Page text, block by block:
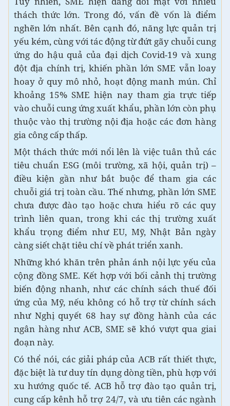
thách thức lớn. Trong đó, vấn đề vốn là điểm
nghẽn lớn nhất. Bên cạnh đó, năng lực quản trị
yếu kém, cùng với tác động từ đứt gãy chuỗi cung
ứng do hậu quả của đại dịch Covid-19 và xung
đột địa chính trị, khiến phần lớn SME vẫn loay
hoay ở quy mô nhỏ, hoạt động manh mún. Chỉ
khoảng 15% SME hiện nay tham gia trực tiếp
vào chuỗi cung ứng xuất khẩu, phần lớn còn phụ
thuộc vào thị trường nội địa hoặc các đơn hàng
gia công cấp thấp.
Một thách thức mới nổi lên là việc tuân thủ các
tiêu chuẩn ESG (môi trường, xã hội, quản trị) –
điều kiện gần như bắt buộc để tham gia các
chuỗi giá trị toàn cầu. Thế nhưng, phần lớn SME
chưa được đào tạo hoặc chưa hiểu rõ các quy
trình liên quan, trong khi các thị trường xuất
khẩu trọng điểm như EU, Mỹ, Nhật Bản ngày
càng siết chặt tiêu chí về phát triển xanh.
Những khó khăn trên phản ánh nội lực yếu của
cộng đồng SME. Kết hợp với bối cảnh thị trường
biến động nhanh, như các chính sách thuế đối
ứng của Mỹ, nếu không có hỗ trợ từ chính sách
như Nghị quyết 68 hay sự đồng hành của các
ngân hàng như ACB, SME sẽ khó vượt qua giai
đoạn này.
Có thể nói, các giải pháp của ACB rất thiết thực,
đặc biệt là tư duy tín dụng dòng tiền, phù hợp với
xu hướng quốc tế. ACB hỗ trợ đào tạo quản trị,
cung cấp kênh hỗ trợ 24/7, và ưu tiên các ngành